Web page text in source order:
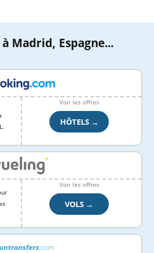
Madrid, Espagne...
Voir les offres
HÔTELS →
Voir les offres
VOLS →